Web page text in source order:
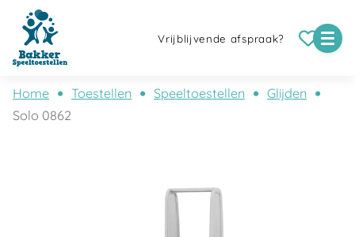
Vrijblijvende afspraak?
Home Toestellen Speeltoestellen
Glijden
Solo 0862